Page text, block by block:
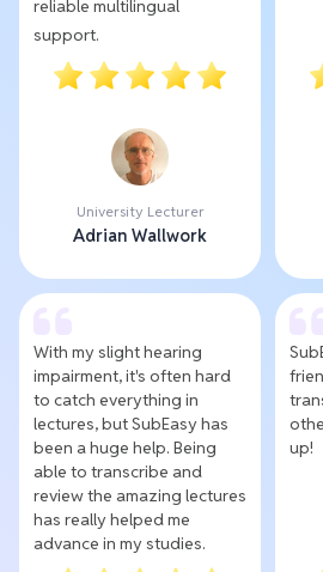
reliable multilingual
support.
University Lecturer
Adrian Wallwork
With my slight hearing
impairment, it's often hard
to catch everything in
lectures, but SubEasy has
been a huge help. Being
able to transcribe and
review the amazing lectures
has really helped me
advance in my studies.
up!